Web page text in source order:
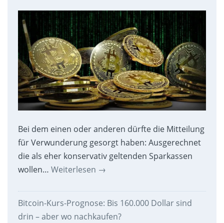
Bei dem einen oder anderen dürfte die Mitteilung
für Verwunderung gesorgt haben: Ausgerechnet
die als eher konservativ geltenden Sparkassen
wollen… Weiterlesen →
Bitcoin-Kurs-Prognose: Bis 160.000 Dollar sind
drin – aber wo nachkaufen?